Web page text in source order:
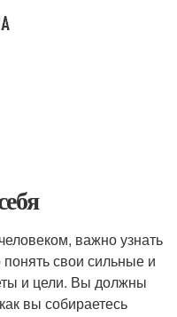
важно узнать
свои сильные и
и цели. Вы должны
вы собираетесь